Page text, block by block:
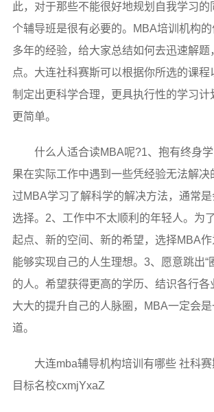
此，对于那些不能很好地规划自我学习的
个辅导班是很有必要的。MBA培训机构
多年的经验，给大家总结如何去迅速解题
点。大连社科赛斯可以根据你所选的课程
制定出更科学合理，更具执行性的学习计
更简单。
什么人适合读MBA呢?1、抱有终身
果在实际工作中遇到一些凭经验无法解决
过MBA学习了解科学的解决方法，通常
选择。2、工作中不太顺利的年轻人。为
起点、新的空间、新的希望，选择MBA
能够实现自己的人生理想。3、愿意跳出“
的人。希望获得更高的学历、结识各行各
大大的提升自己的人脉圈，MBA一定会
道。
大连mba辅导机构培训有哪些 社科
目标名校cxmjYxaZ